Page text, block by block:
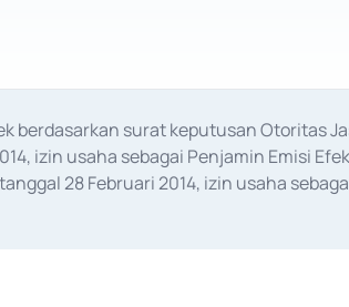
surat keputusan Otoritas
izin usaha sebagai Penjamin Emisi
28 Februari 2014, izin usaha